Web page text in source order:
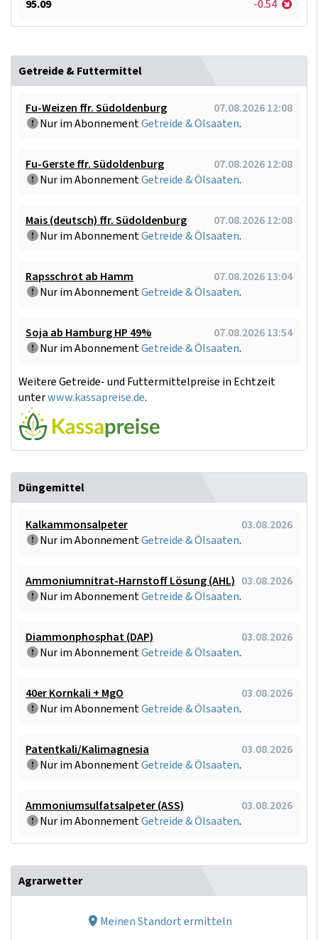
95.09 -0.54
Getreide & Futtermittel
Fu-Weizen ffr. Südoldenburg
07.08.2026 12:08
Nur im AbonnementGetreide & Ölsaaten.
Fu-Gerste ffr. Südoldenburg
07.08.2026 12:08
Nur im AbonnementGetreide & Ölsaaten.
Mais (deutsch) ffr. Südoldenburg
07.08.2026 12:08
Nur im AbonnementGetreide & Ölsaaten.
Rapsschrot ab Hamm
07.08.2026 13:04
Nur im AbonnementGetreide & Ölsaaten.
Soja ab Hamburg HP 49%
07.08.2026 13:54
Nur im AbonnementGetreide & Ölsaaten.
Weitere Getreide- und Futtermittelpreise in Echtzeit
unterwww.kassapreise.de.
Düngemittel
Kalkammonsalpeter
03.08.2026
Nur im AbonnementGetreide & Ölsaaten.
Ammoniumnitrat-Harnstoff Lösung (AHL) 03.08.2026
Nur im AbonnementGetreide & Ölsaaten.
Diammonphosphat (DAP)
03.08.2026
Nur im AbonnementGetreide & Ölsaaten.
40er Kornkali + MgO
03.08.2026
Nur im AbonnementGetreide & Ölsaaten.
Patentkali/Kalimagnesia
03.08.2026
Nur im AbonnementGetreide & Ölsaaten.
Ammoniumsulfatsalpeter (ASS)
03.08.2026
Nur im AbonnementGetreide & Ölsaaten.
Agrarwetter
Meinen Standort ermitteln